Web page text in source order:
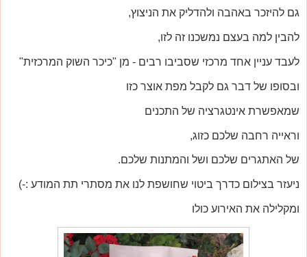
גם להיזכר באהבה ולהדליק את הניצוץ,
להבין למה בעצם נמשכנו זה לזו,
לעבד עניין אחד מרכזי שסביבו רבים - מן "כיכר השוק המרכזית"
ובסופו של דבר גם לקבל מפת אוצר כזו
שמאפשרת אינטגרציה של התכנים
וראייה רחבה שלכם כזוג,
של האתגרים שלכם ושל והמתנות שלכם.
ניעזר בצילום כדרך ביטוי שחושפת לנו את מסתרי תת המודע :-)
ומקלילה את האירוע כולו